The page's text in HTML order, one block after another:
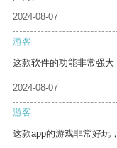
2024-08-07
游客
这款软件的功能非常强大
2024-08-07
游客
这款app的游戏非常好玩